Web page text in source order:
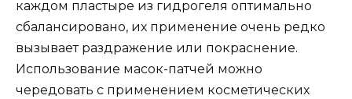
каждом пластыре из гидрогеля оптимально
сбалансировано, их применение очень редко
вызывает раздражение или покраснение.
Использование масок-патчей можно
чередовать с применением косметических